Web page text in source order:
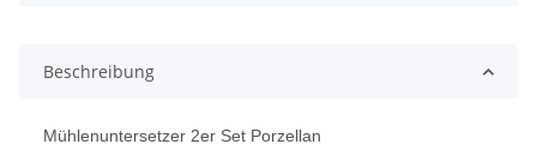
Beschreibung
Mühlenuntersetzer 2er Set Porzellan